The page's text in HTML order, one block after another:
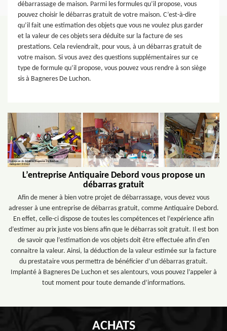
débarrassage de maison. Parmi les formules qu’il propose, vous
pouvez choisir le débarras gratuit de votre maison. C’est-à-dire
qu’il fait une estimation des objets que vous ne voulez plus garder
et la valeur de ces objets sera déduite sur la facture de ses
prestations. Cela reviendrait, pour vous, à un débarras gratuit de
votre maison. Si vous avez des questions supplémentaires sur ce
type de formule qu’il propose, vous pouvez vous rendre à son siège
sis à Bagneres De Luchon.
L’entreprise Antiquaire Debord vous propose un
débarras gratuit
Afin de mener à bien votre projet de débarrassage, vous devez vous
adresser à une entreprise de débarras gratuit, comme Antiquaire Debord.
En effet, celle-ci dispose de toutes les compétences et l’expérience afin
d’estimer au prix juste vos biens afin que le débarras soit gratuit. Il est bon
de savoir que l’estimation de vos objets doit être effectuée afin d’en
connaitre la valeur. Ainsi, la déduction de la valeur estimée sur la facture
du prestataire vous permettra de bénéficier d’un débarras gratuit.
Implanté à Bagneres De Luchon et ses alentours, vous pouvez l’appeler à
tout moment pour toute demande d’informations.
ACHATS